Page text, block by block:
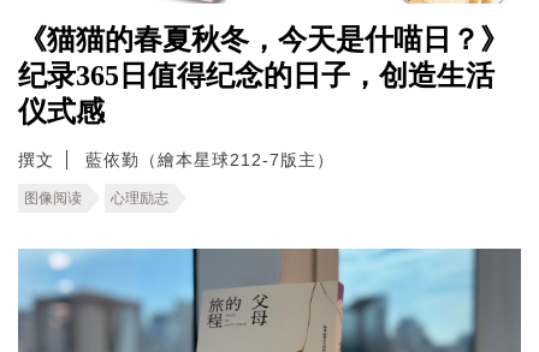
《猫猫的春夏秋冬，今天是什喵日？》
纪录365日值得纪念的日子，创造生活
仪式感
撰文 藍依勤（繪本星球212-7版主）
图像阅读 心理励志